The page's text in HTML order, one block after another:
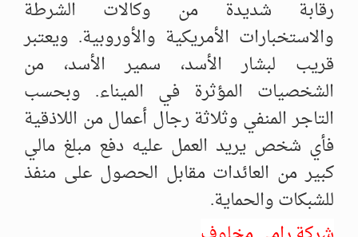
رقابة شديدة من وكالات الشرطة
والاستخبارات الأمريكية والأوروبية. ويعتبر
قريب لبشار الأسد، سمير الأسد، من
الشخصيات المؤثرة في الميناء. وبحسب
التاجر المنفي وثلاثة رجال أعمال من اللاذقية
فأي شخص يريد العمل عليه دفع مبلغ مالي
كبير من العائدات مقابل الحصول على منفذ
للشبكات والحماية.